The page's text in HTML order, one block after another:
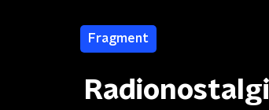
Fragment